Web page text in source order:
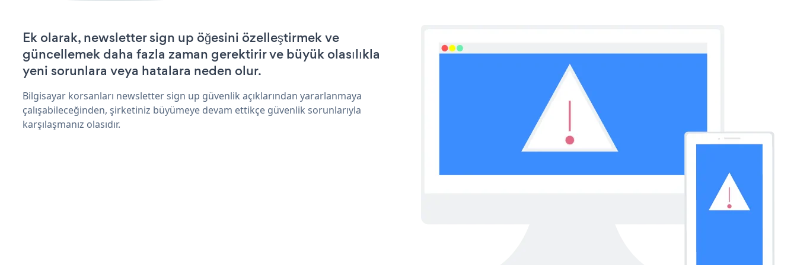
Ek olarak, newsletter sign up öğesini özelleştirmek ve
güncellemek daha fazla zaman gerektirir ve büyük olasılıkla
yeni sorunlara veya hatalara neden olur.
Bilgisayar korsanları newsletter sign up güvenlik açıklarından yararlanmaya
çalışabileceğinden, şirketiniz büyümeye devam ettikçe güvenlik sorunlarıyla
karşılaşmanız olasıdır.